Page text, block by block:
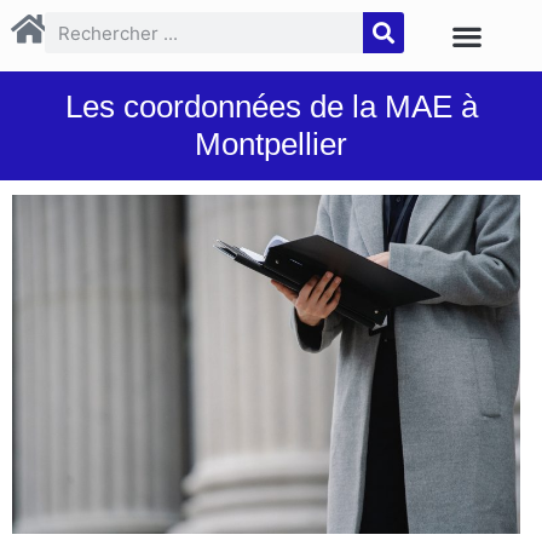
Les coordonnées de la MAE à
Montpellier